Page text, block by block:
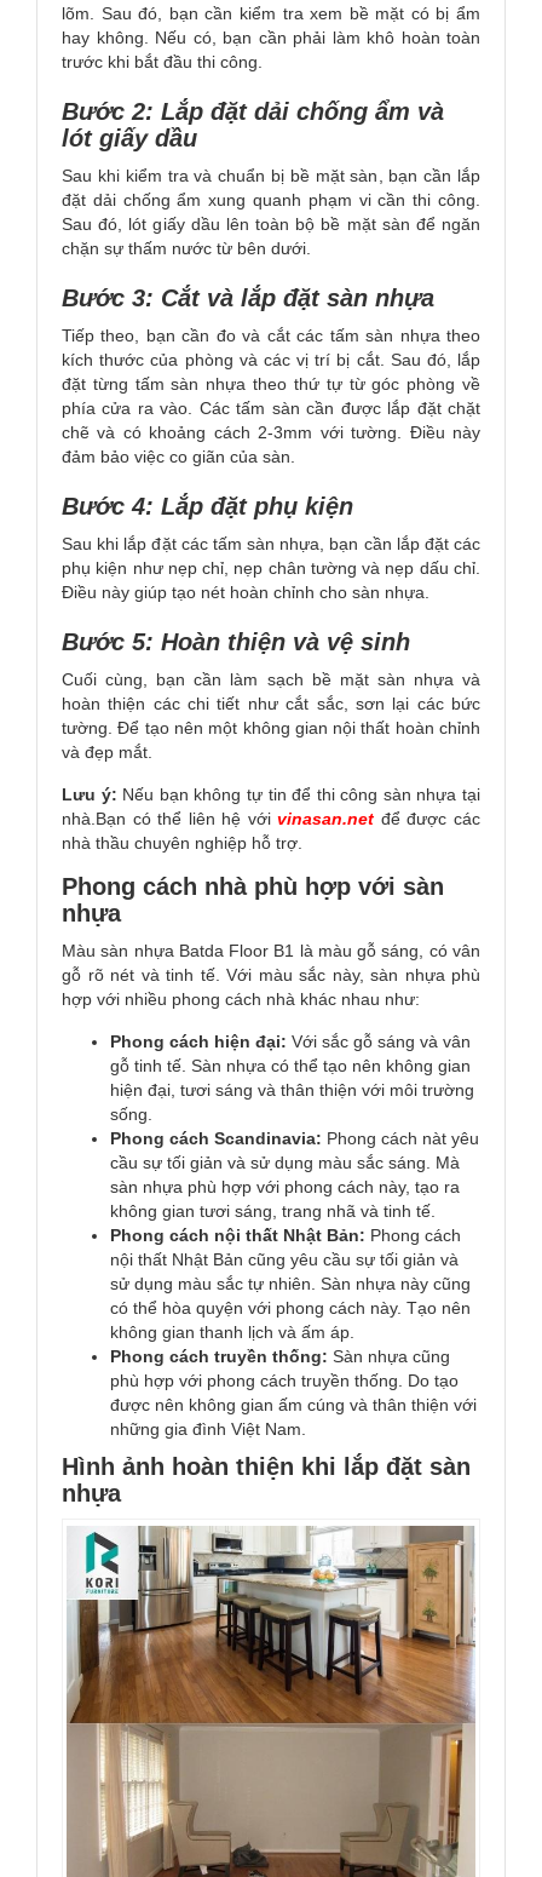
lõm. Sau đó, bạn cần kiểm tra xem bề mặt có bị ẩm
hay không. Nếu có, bạn cần phải làm khô hoàn toàn
trước khi bắt đầu thi công.
Bước 2: Lắp đặt dải chống ẩm và
lót giấy dầu
Sau khi kiểm tra và chuẩn bị bề mặt sàn, bạn cần lắp
đặt dải chống ẩm xung quanh phạm vi cần thi công.
Sau đó, lót giấy dầu lên toàn bộ bề mặt sàn để ngăn
chặn sự thấm nước từ bên dưới.
Bước 3: Cắt và lắp đặt sàn nhựa
Tiếp theo, bạn cần đo và cắt các tấm sàn nhựa theo
kích thước của phòng và các vị trí bị cắt. Sau đó, lắp
đặt từng tấm sàn nhựa theo thứ tự từ góc phòng về
phía cửa ra vào. Các tấm sàn cần được lắp đặt chặt
chẽ và có khoảng cách 2-3mm với tường. Điều này
đảm bảo việc co giãn của sàn.
Bước 4: Lắp đặt phụ kiện
Sau khi lắp đặt các tấm sàn nhựa, bạn cần lắp đặt các
phụ kiện như nẹp chỉ, nẹp chân tường và nẹp dấu chỉ.
Điều này giúp tạo nét hoàn chỉnh cho sàn nhựa.
Bước 5: Hoàn thiện và vệ sinh
Cuối cùng, bạn cần làm sạch bề mặt sàn nhựa và
hoàn thiện các chi tiết như cắt sắc, sơn lại các bức
tường. Để tạo nên một không gian nội thất hoàn chỉnh
và đẹp mắt.
Lưu ý: Nếu bạn không tự tin để thi công sàn nhựa tại
nhà.Bạn có thể liên hệ vớivinasan.net để được các
nhà thầu chuyên nghiệp hỗ trợ.
Phong cách nhà phù hợp với sàn
nhựa
Màu sàn nhựa Batda Floor B1 là màu gỗ sáng, có vân
gỗ rõ nét và tinh tế. Với màu sắc này, sàn nhựa phù
hợp với nhiều phong cách nhà khác nhau như:
Phong cách hiện đại: Với sắc gỗ sáng và vân
gỗ tinh tế. Sàn nhựa có thể tạo nên không gian
hiện đại, tươi sáng và thân thiện với môi trường
sống.
Phong cách Scandinavia: Phong cách nàt yêu
cầu sự tối giản và sử dụng màu sắc sáng. Mà
sàn nhựa phù hợp với phong cách này, tạo ra
không gian tươi sáng, trang nhã và tinh tế.
Phong cách nội thất Nhật Bản: Phong cách
nội thất Nhật Bản cũng yêu cầu sự tối giản và
sử dụng màu sắc tự nhiên. Sàn nhựa này cũng
có thể hòa quyện với phong cách này. Tạo nên
không gian thanh lịch và ấm áp.
Phong cách truyền thống: Sàn nhựa cũng
phù hợp với phong cách truyền thống. Do tạo
được nên không gian ấm cúng và thân thiện với
những gia đình Việt Nam.
Hình ảnh hoàn thiện khi lắp đặt sàn
nhựa